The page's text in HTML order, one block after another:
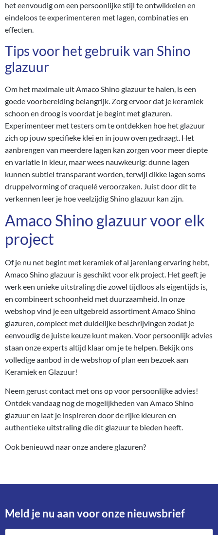
het eenvoudig om een persoonlijke stijl te ontwikkelen en
eindeloos te experimenteren met lagen, combinaties en
effecten.
Tips voor het gebruik van Shino
glazuur
Om het maximale uit Amaco Shino glazuur te halen, is een
goede voorbereiding belangrijk. Zorg ervoor dat je keramiek
schoon en droog is voordat je begint met glazuren.
Experimenteer met testers om te ontdekken hoe het glazuur
zich op jouw specifieke klei en in jouw oven gedraagt. Het
aanbrengen van meerdere lagen kan zorgen voor meer diepte
en variatie in kleur, maar wees nauwkeurig: dunne lagen
kunnen subtiel transparant worden, terwijl dikke lagen soms
druppelvorming of craquelé veroorzaken. Juist door dit te
verkennen leer je hoe veelzijdig Shino glazuur kan zijn.
Amaco Shino glazuur voor elk
project
Of je nu net begint met keramiek of al jarenlang ervaring hebt,
Amaco Shino glazuur is geschikt voor elk project. Het geeft je
werk een unieke uitstraling die zowel tijdloos als eigentijds is,
en combineert schoonheid met duurzaamheid. In onze
webshop vind je een uitgebreid assortiment Amaco Shino
glazuren, compleet met duidelijke beschrijvingen zodat je
eenvoudig de juiste keuze kunt maken. Voor persoonlijk advies
staan onze experts altijd klaar om je te helpen. Bekijk ons
volledige aanbod in de webshop ofplan een bezoekaan
Keramiek en Glazuur!
Neem gerustcontact met ons op voor persoonlijke advies!
Ontdek vandaag nog de mogelijkheden van Amaco Shino
glazuur en laat je inspireren door de rijke kleuren en
authentieke uitstraling die dit glazuur te bieden heeft.
Ook benieuwd naar onze andereglazuren?
Meld je nu aan voor onze nieuwsbrief​